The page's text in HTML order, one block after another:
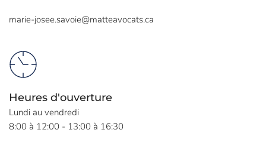
marie-josee.savoie@matteavocats.ca
Heures d'ouverture
Lundi au vendredi
8:00 à 12:00 - 13:00 à 16:30